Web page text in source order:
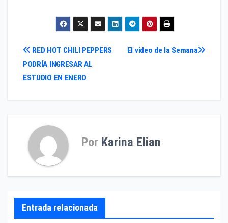
Navegación
de
entradas
El video de la Semana
RED HOT CHILI PEPPERS
PODRÍA INGRESAR AL
ESTUDIO EN ENERO
Por Karina Elian
Entrada relacionada